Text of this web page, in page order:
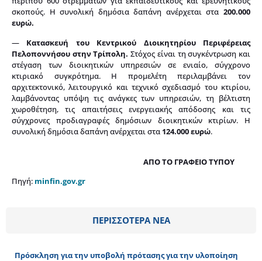
σκοπούς. Η συνολική δημόσια δαπάνη ανέρχεται στα 200.000
ευρώ.
— Κατασκευή του Κεντρικού Διοικητηρίου Περιφέρειας
Πελοποννήσου στην Τρίπολη.Στόχος είναι τη συγκέντρωση και
στέγαση των διοικητικών υπηρεσιών σε ενιαίο, σύγχρονο
κτιριακό συγκρότημα. Η προμελέτη περιλαμβάνει τον
αρχιτεκτονικό, λειτουργικό και τεχνικό σχεδιασμό του κτιρίου,
λαμβάνοντας υπόψη τις ανάγκες των υπηρεσιών, τη βέλτιστη
χωροθέτηση, τις απαιτήσεις ενεργειακής απόδοσης και τις
σύγχρονες προδιαγραφές δημόσιων διοικητικών κτιρίων. Η
συνολική δημόσια δαπάνη ανέρχεται στα 124.000 ευρώ.
ΑΠΟ ΤΟ ΓΡΑΦΕΙΟ ΤΥΠΟΥ
Πηγή: minfin.gov.gr
ΠΕΡΙΣΣΟΤΕΡΑ ΝΕΑ
Πρόσκληση για την υποβολή πρότασης για την υλοποίηση